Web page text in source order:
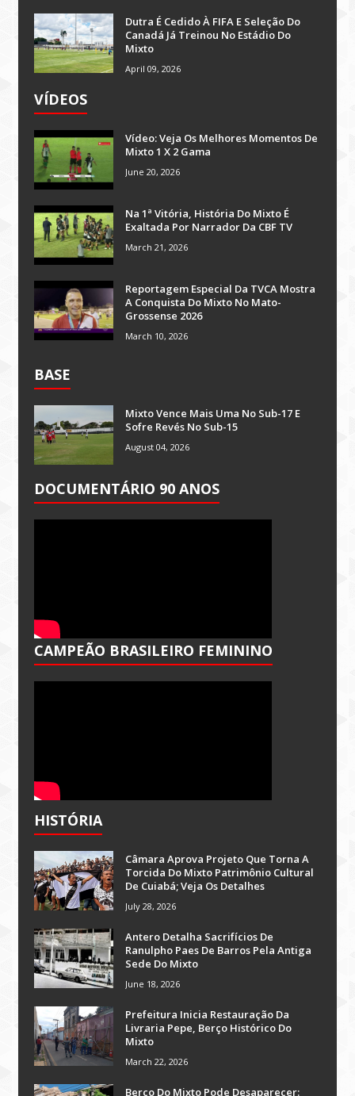
Dutra É Cedido À FIFA E Seleção Do
Canadá Já Treinou No Estádio Do
Mixto
April 09, 2026
VÍDEOS
Vídeo: Veja Os Melhores Momentos De
Mixto 1 X 2 Gama
June 20, 2026
Na 1ª Vitória, História Do Mixto É
Exaltada Por Narrador Da CBF TV
March 21, 2026
Reportagem Especial Da TVCA Mostra
A Conquista Do Mixto No Mato-
Grossense 2026
March 10, 2026
BASE
Mixto Vence Mais Uma No Sub-17 E
Sofre Revés No Sub-15
August 04, 2026
DOCUMENTÁRIO 90 ANOS
CAMPEÃO BRASILEIRO FEMININO
HISTÓRIA
Câmara Aprova Projeto Que Torna A
Torcida Do Mixto Patrimônio Cultural
De Cuiabá; Veja Os Detalhes
July 28, 2026
Antero Detalha Sacrifícios De
Ranulpho Paes De Barros Pela Antiga
Sede Do Mixto
June 18, 2026
Prefeitura Inicia Restauração Da
Livraria Pepe, Berço Histórico Do
Mixto
March 22, 2026
Berço Do Mixto Pode Desaparecer: